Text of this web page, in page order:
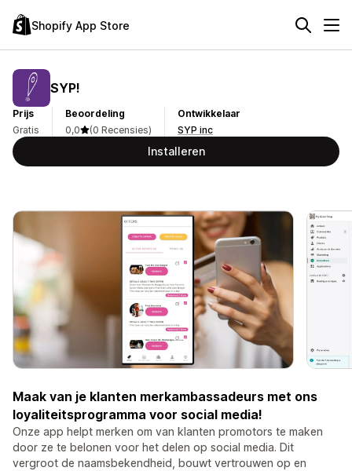
Shopify App Store
SYP!
Prijs
Gratis
Beoordeling
0,0
(0 Recensies)
Ontwikkelaar
SYP inc
Installeren
Maak van je klanten merkambassadeurs met ons
loyaliteitsprogramma voor social media!
Onze app helpt merken om van klanten promotors te maken
door ze te belonen voor het delen op social media. Dit
vergroot de naamsbekendheid, bouwt vertrouwen op en